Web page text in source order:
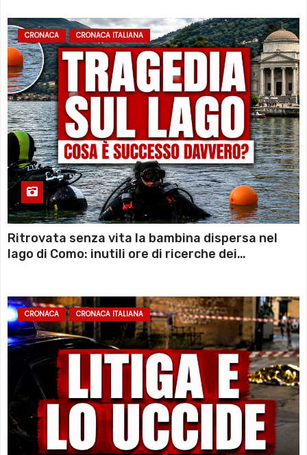
CRONACA CRONACA ITALIANA
Ritrovata senza vita la bambina dispersa nel
lago di Como: inutili ore di ricerche dei
CRONACA CRONACA ITALIANA